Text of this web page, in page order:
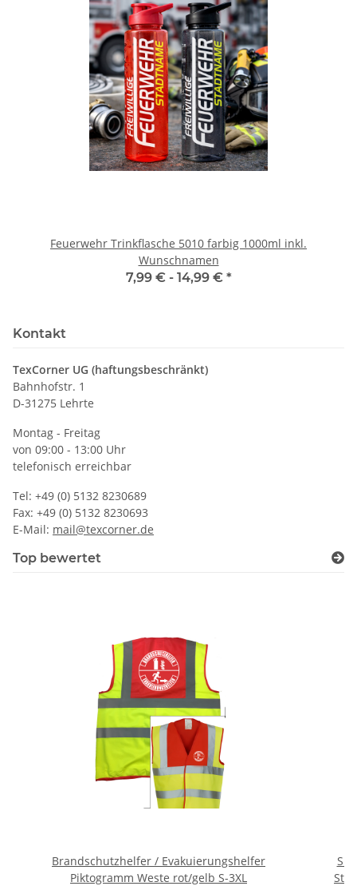
Feuerwehr Trinkflasche 5010 farbig 1000ml inkl.
Wunschnamen
7,99 € - 14,99 € *
Kontakt
TexCorner UG (haftungsbeschränkt)
Bahnhofstr. 1
D-31275 Lehrte
Montag - Freitag
von 09:00 - 13:00 Uhr
telefonisch erreichbar
Tel: +49 (0) 5132 8230689
Fax: +49 (0) 5132 8230693
E-Mail: mail@texcorner.de
Top bewertet
Brandschutzhelfer / Evakuierungshelfer
Piktogramm Weste rot/gelb S-3XL